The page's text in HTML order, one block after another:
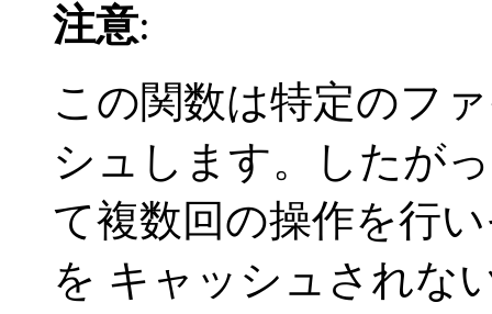
注意:
この関数は特定のフ
シュします。したが
て複数回の操作を行
を キャッシュされな